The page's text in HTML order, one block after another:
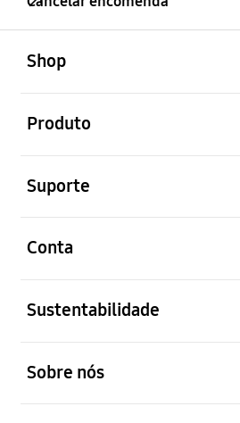
Shop
Produto
Suporte
Conta
Sustentabilidade
Sobre nós